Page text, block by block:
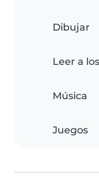
Dibujar
Leer a
Música
Juegos